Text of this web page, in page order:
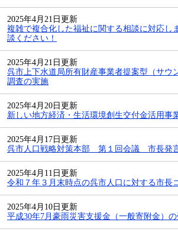
2025年4月21日更新
複雑で複合化した福祉に関する相談に対応し
談ください！
2025年4月21日更新
呉市上下水道局所有財産事業者提案型（サウ
調査の実施
2025年4月20日更新
新しい地方経済・生活環境創生交付金活用事
2025年4月17日更新
呉市人口戦略対策本部 第１回会議 市長発
2025年4月11日更新
令和７年３月末時点の呉市人口に対する市長
2025年4月10日更新
平成30年7月豪雨災害支援金（一般寄附金）